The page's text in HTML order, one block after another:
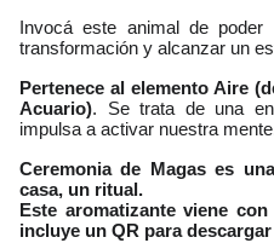
Invocá este animal de
transformación y alcanzar un
Pertenece al elemento Aire
Acuario). Se trata de una
impulsa a activar nuestra
Ceremonia de Magas es
casa, un ritual.
Este aromatizante viene
incluye un QR para